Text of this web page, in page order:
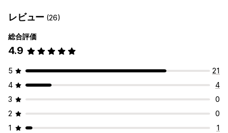
レビュー (26)
総合評価
4.9
5
21
4
4
3
0
2
0
1
1